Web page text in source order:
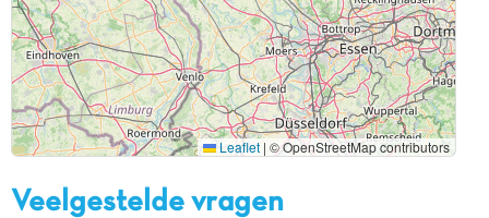
Leaflet | © OpenStreetMap contributors
Veelgestelde vragen